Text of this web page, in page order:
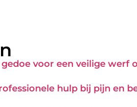
voor een veilige werf
hulp bij pijn en